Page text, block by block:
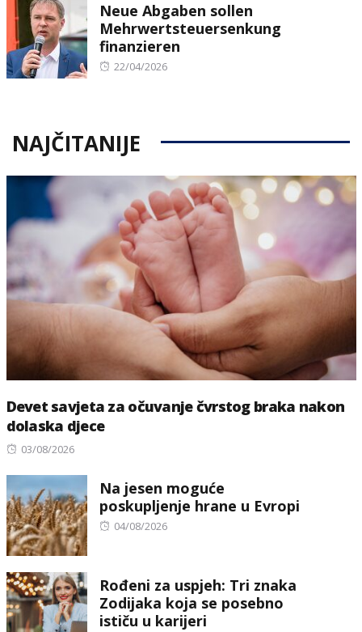
Neue Abgaben sollen
Mehrwertsteuersenkung
finanzieren
Posted
22/04/2026
NAJČITANIJE
Devet savjeta za očuvanje čvrstog braka nakon
dolaska djece
Posted
03/08/2026
Na jesen moguće
poskupljenje hrane u Evropi
Posted
04/08/2026
Rođeni za uspjeh: Tri znaka
Zodijaka koja se posebno
ističu u karijeri